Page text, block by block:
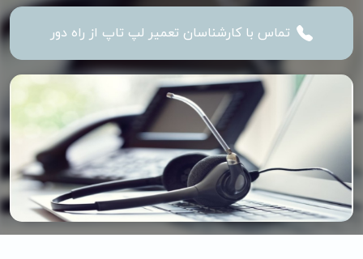
تماس با کارشناسان تعمیر لپ تاپ از راه دور